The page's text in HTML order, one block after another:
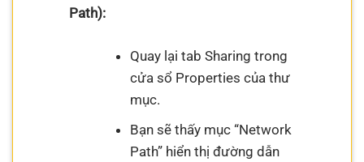
Path):
Quay lại tab Sharing trong
cửa sổ Properties của thư
mục.
Bạn sẽ thấy mục “Network
Path” hiển thị đường dẫn